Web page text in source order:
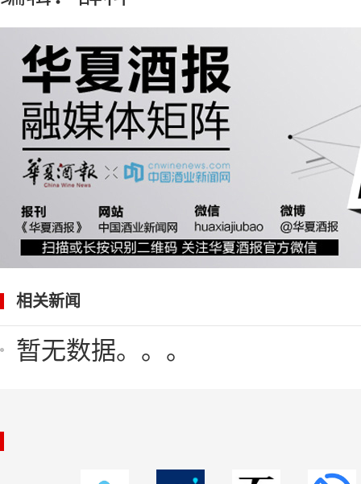
相关新闻
暂无数据。。。